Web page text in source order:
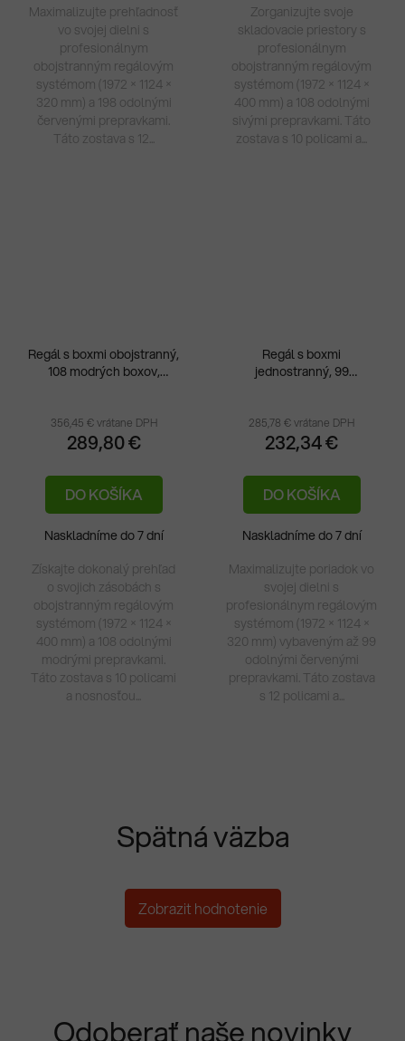
Maximalizujte prehľadnosť
vo svojej dielni s
profesionálnym
obojstranným regálovým
systémom (1972 × 1124 ×
320 mm) a 198 odolnými
červenými prepravkami.
Táto zostava s 12...
Zorganizujte svoje
skladovacie priestory s
profesionálnym
obojstranným regálovým
systémom (1972 × 1124 ×
400 mm) a 108 odolnými
sivými prepravkami. Táto
zostava s 10 policami a...
Regál s boxmi obojstranný,
108 modrých boxov,
356,45 € vrátane DPH
289,80 €
DO KOŠÍKA
Naskladníme do 7 dní
Získajte dokonalý prehľad
o svojich zásobách s
obojstranným regálovým
systémom (1972 × 1124 ×
400 mm) a 108 odolnými
modrými prepravkami.
Táto zostava s 10 policami
a nosnosťou...
Regál s boxmi
jednostranný, 99
285,78 € vrátane DPH
232,34 €
DO KOŠÍKA
Naskladníme do 7 dní
Maximalizujte poriadok vo
svojej dielni s
profesionálnym regálovým
systémom (1972 × 1124 ×
320 mm) vybaveným až 99
odolnými červenými
prepravkami. Táto zostava
s 12 policami a...
Spätná väzba
Zobrazit hodnotenie
Odoberať naše novinky